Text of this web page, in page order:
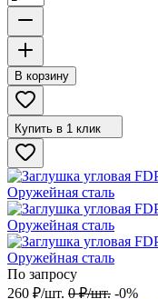
В корзину
Купить в 1 клик
По запросу
260 ₽/шт. 0 ₽/шт. -0%